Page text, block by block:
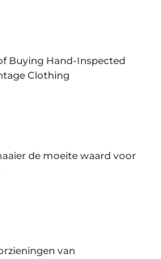
Buying Hand-Inspected
Clothing
de moeite waard voor
van